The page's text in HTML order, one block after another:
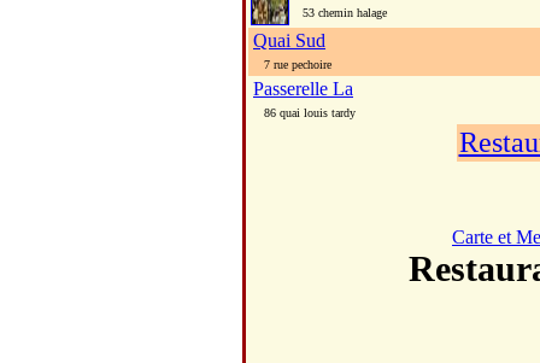
53 chemin halage
Quai Sud
7 rue pechoire
Passerelle La
86 quai louis tardy
Carte et